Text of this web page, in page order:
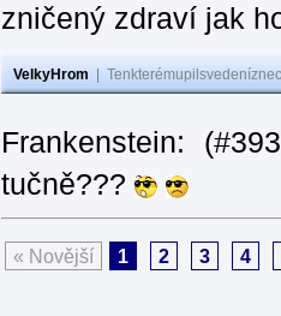
zničený zdraví jak
VelkyHrom
Frankenstein:
tučně???
« Novější 1 2 3 4